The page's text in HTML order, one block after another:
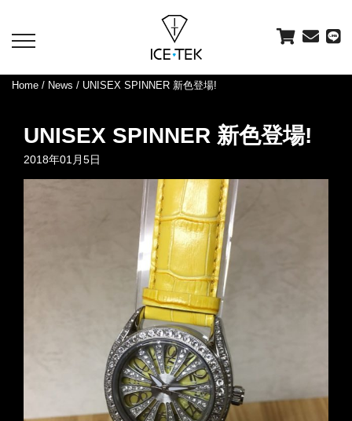
toggle
Home / News / UNISEX SPINNER 新色登場!
UNISEX SPINNER 新色登場!
2018年01月5日